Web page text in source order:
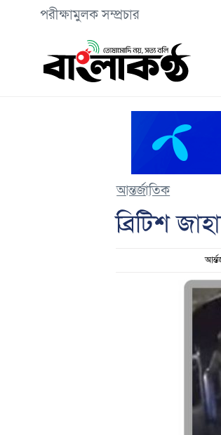
পরীক্ষামুলক সম্প্রচার
আন্তর্জাতিক
ব্রিটিশ